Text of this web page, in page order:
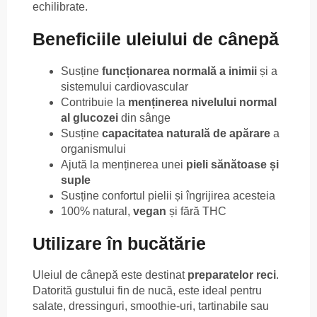
echilibrate.
Beneficiile uleiului de cânepă
Susține funcționarea normală a inimii și a
sistemului cardiovascular
Contribuie la menținerea nivelului normal
al glucozei din sânge
Susține capacitatea naturală de apărare a
organismului
Ajută la menținerea unei pieli sănătoase și
suple
Susține confortul pielii și îngrijirea acesteia
100% natural, vegan și fără THC
Utilizare în bucătărie
Uleiul de cânepă este destinat preparatelor reci.
Datorită gustului fin de nucă, este ideal pentru
salate, dressinguri, smoothie-uri, tartinabile sau